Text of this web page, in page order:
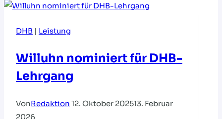
spielen
ins
DHB | Leistung
Willuhn nominiert für DHB-
Lehrgang
VonRedaktion 12. Oktober 202513. Februar
2026